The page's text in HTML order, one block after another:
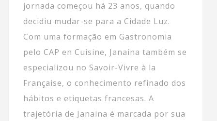
jornada começou há 23 anos, quando
decidiu mudar-se para a Cidade Luz.
Com uma formação em Gastronomia
pelo CAP en Cuisine, Janaina também se
especializou no Savoir-Vivre à la
Française, o conhecimento refinado dos
hábitos e etiquetas francesas. A
trajetória de Janaina é marcada por sua